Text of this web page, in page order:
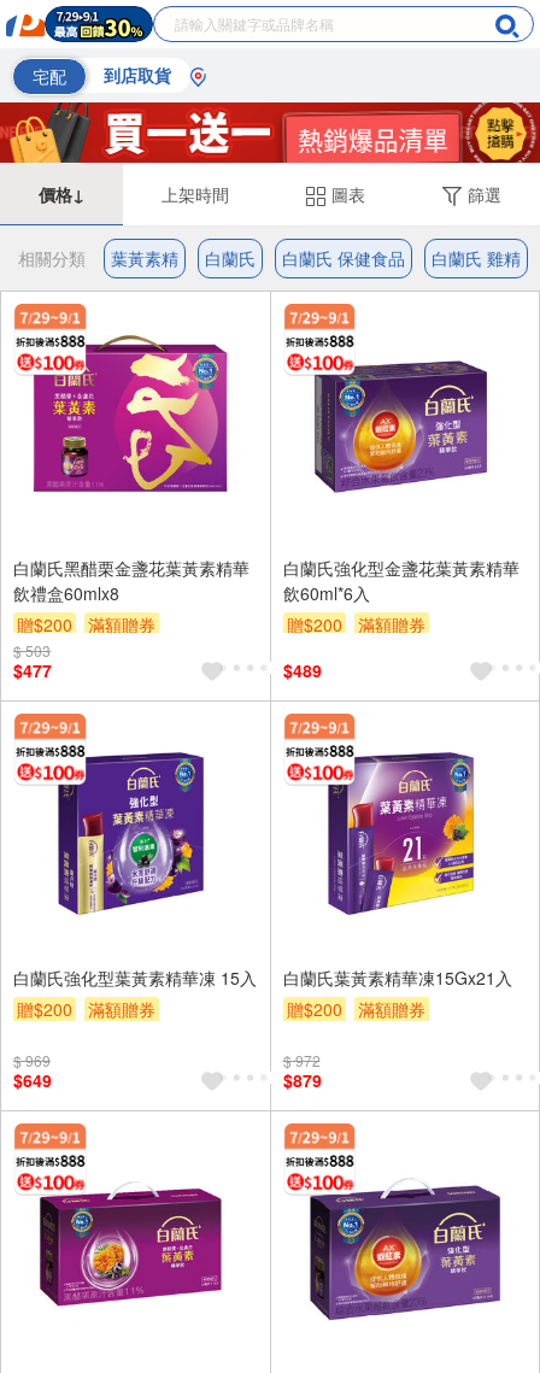
宅配 到店取貨
價格↓ 上架時間 圖表 篩選
相關分類 葉黃素精 白蘭氏 白蘭氏 保健食品 白蘭氏 雞精
白蘭氏黑醋栗金盞花葉黃素精華
飲禮盒60mlx8
贈$200
滿額贈券
$ 503
$477
白蘭氏強化型金盞花葉黃素精華
飲60ml*6入
贈$200
滿額贈券
$489
白蘭氏強化型葉黃素精華凍 15入
贈$200
滿額贈券
$ 969
$649
白蘭氏葉黃素精華凍15Gx21入
贈$200
滿額贈券
$ 972
$879